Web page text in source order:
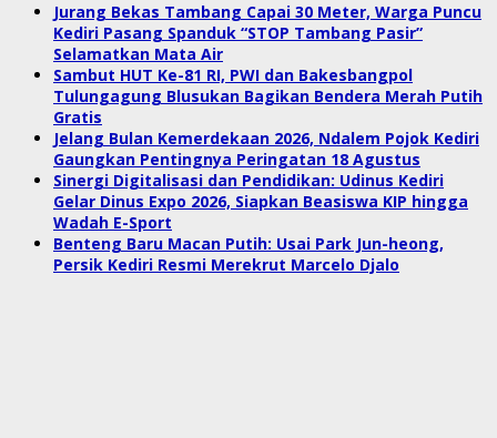
Jurang Bekas Tambang Capai 30 Meter, Warga Puncu
Kediri Pasang Spanduk “STOP Tambang Pasir”
Selamatkan Mata Air
Sambut HUT Ke-81 RI, PWI dan Bakesbangpol
Tulungagung Blusukan Bagikan Bendera Merah Putih
Gratis
Jelang Bulan Kemerdekaan 2026, Ndalem Pojok Kediri
Gaungkan Pentingnya Peringatan 18 Agustus
Sinergi Digitalisasi dan Pendidikan: Udinus Kediri
Gelar Dinus Expo 2026, Siapkan Beasiswa KIP hingga
Wadah E-Sport
Benteng Baru Macan Putih: Usai Park Jun-heong,
Persik Kediri Resmi Merekrut Marcelo Djalo